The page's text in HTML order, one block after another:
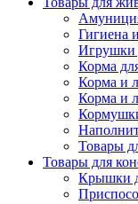
Гигиена
Игрушки
Корма
Корма и
Корма и
Товары
Товары для
Крышки